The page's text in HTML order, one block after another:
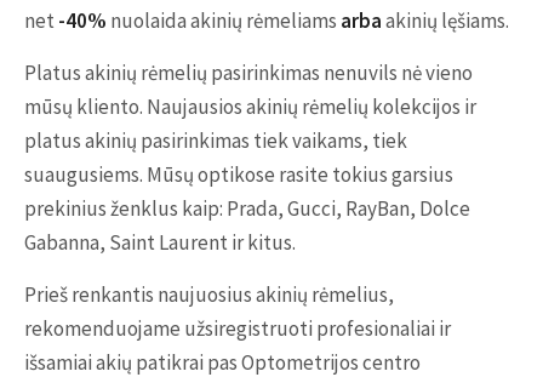
net -40% nuolaida akinių rėmeliams arbaakinių lęšiams.
Platus akinių rėmelių pasirinkimas nenuvils nė vieno
mūsų kliento. Naujausios akinių rėmelių kolekcijos ir
platus akinių pasirinkimas tiek vaikams, tiek
suaugusiems. Mūsų optikose rasite tokius garsius
prekinius ženklus kaip: Prada, Gucci, RayBan, Dolce
Gabanna, Saint Laurent ir kitus.
Prieš renkantis naujuosius akinių rėmelius,
rekomenduojame užsiregistruoti profesionaliai ir
išsamiai akių patikrai pas Optometrijos centro